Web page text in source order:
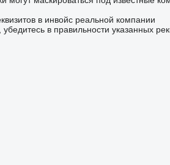
в инвойс реальной компании
в правильности указанных